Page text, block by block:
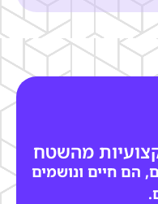
מהשטח
הם חיים ונושמים